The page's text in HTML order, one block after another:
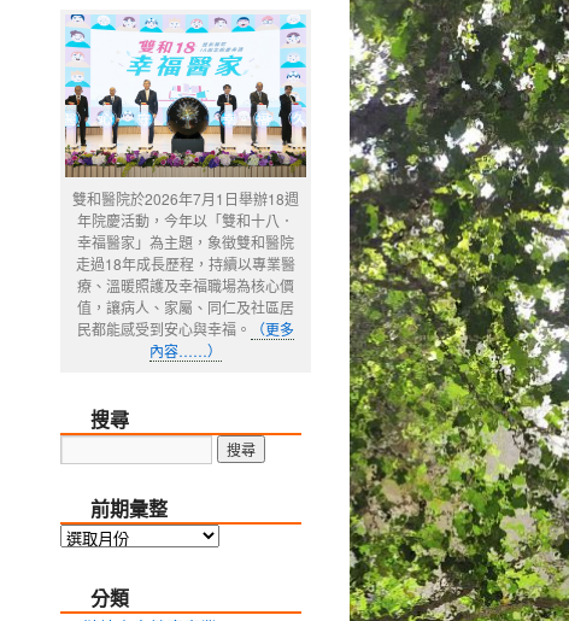
雙和醫院於2026年7月1日舉辦18週
年院慶活動，今年以「雙和十八．
幸福醫家」為主題，象徵雙和醫院
走過18年成長歷程，持續以專業醫
療、溫暖照護及幸福職場為核心價
值，讓病人、家屬、同仁及社區居
民都能感受到安心與幸福。
（更多
內容……）
搜尋
前期彙整
前
分類